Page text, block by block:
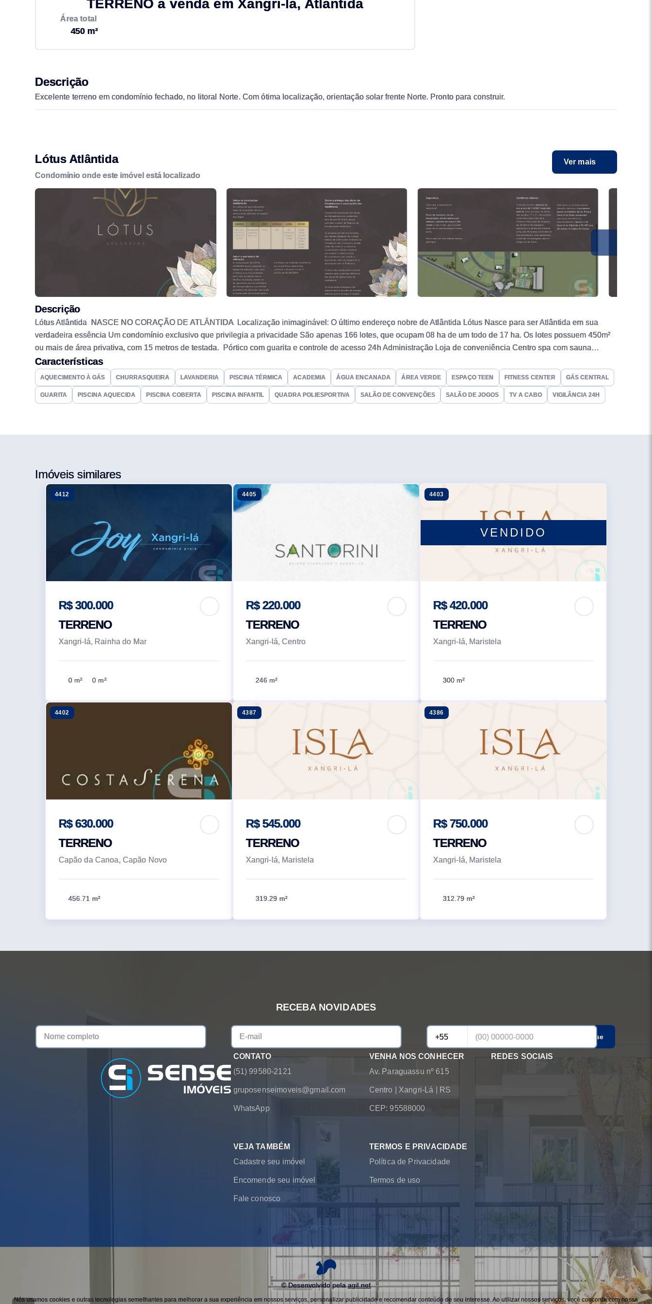
TERRENO à venda em Xangri-lá, Atlântida
Área total
450 m²
Descrição
Excelente terreno em condomínio fechado, no litoral Norte. Com ótima localização, orientação solar frente Norte. Pronto para construir.
Lótus Atlântida
Condomínio onde este imóvel está localizado
Ver mais
Descrição
Lótus Atlântida NASCE NO CORAÇÃO DE ATLÂNTIDA Localização inimaginável: O último endereço nobre de Atlântida Lótus Nasce para ser Atlântida em sua
verdadeira essência Um condomínio exclusivo que privilegia a privacidade São apenas 166 lotes, que ocupam 08 ha de um todo de 17 ha. Os lotes possuem 450m²
ou mais de área privativa, com 15 metros de testada. Pórtico com guarita e controle de acesso 24h Administração Loja de conveniência Centro spa com sauna
úmida, sauna seca e piscina térmica com raia de 25m Playground Quadras de beach tenis 2 quiosques com churrasqueira 2 quadras de tênis de saibro cobertas
Quadra de futebol de grama Piscinas externas adulto e infantil Pool lounge Pool bar kids place Jogos teen Salão gourmet com lounge externo Salão de festas com
louge externo Fitness quadra de futebol infantil de grama.
Características
AQUECIMENTO À GÁS CHURRASQUEIRA LAVANDERIA PISCINA TÉRMICA ACADEMIA ÁGUA ENCANADA ÁREA VERDE ESPAÇO TEEN FITNESS CENTER GÁS CENTRAL
GUARITA PISCINA AQUECIDA PISCINA COBERTA PISCINA INFANTIL QUADRA POLIESPORTIVA SALÃO DE CONVENÇÕES SALÃO DE JOGOS TV A CABO VIGILÂNCIA 24H
Imóveis similares
4412
R$ 300.000
TERRENO
Xangri-lá, Rainha do Mar
0 m² 0 m²
4405
R$ 220.000
TERRENO
Xangri-lá, Centro
246 m²
VENDIDO
4403
R$ 420.000
TERRENO
Xangri-lá, Maristela
300 m²
4402
R$ 630.000
TERRENO
Capão da Canoa, Capão Novo
456.71 m²
4387
R$ 545.000
TERRENO
Xangri-lá, Maristela
319.29 m²
4386
R$ 750.000
TERRENO
Xangri-lá, Maristela
312.79 m²
RECEBA NOVIDADES
Cadastrar-se
CONTATO
(51) 99580-2121
gruposenseimoveis@gmail.com
WhatsApp
VENHA NOS CONHECER
Av. Paraguassu nº 615
Centro Xangri-Lá RS
CEP: 95588000
REDES SOCIAIS
VEJA TAMBÉM
Cadastre seu imóvel
Encomende seu imóvel
Fale conosco
TERMOS E PRIVACIDADE
Política de Privacidade
Termos de uso
CRECI 26441J
© Desenvolvido pelaagil.net
Nós usamos cookies e outras tecnologias semelhantes para melhorar a sua experiência em nossos serviços, personalizar publicidade e recomendar conteúdo de seu interesse. Ao utilizar nossos serviços, você concorda com nossa